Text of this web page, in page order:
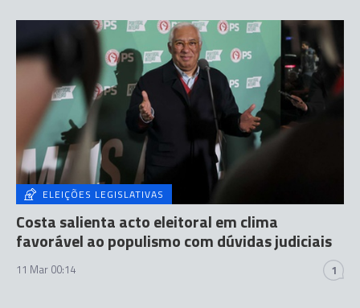
ELEIÇÕES LEGISLATIVAS
Costa salienta acto eleitoral em clima
favorável ao populismo com dúvidas judiciais
11 Mar 00:14 1